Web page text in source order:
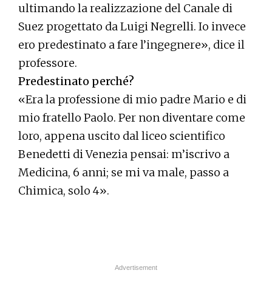
ultimando la realizzazione del Canale di
Suez progettato da Luigi Negrelli. Io invece
ero predestinato a fare l’ingegnere», dice il
professore.
Predestinato perché?
«Era la professione di mio padre Mario e di
mio fratello Paolo. Per non diventare come
loro, appena uscito dal liceo scientifico
Benedetti di Venezia pensai: m’iscrivo a
Medicina, 6 anni; se mi va male, passo a
Chimica, solo 4».